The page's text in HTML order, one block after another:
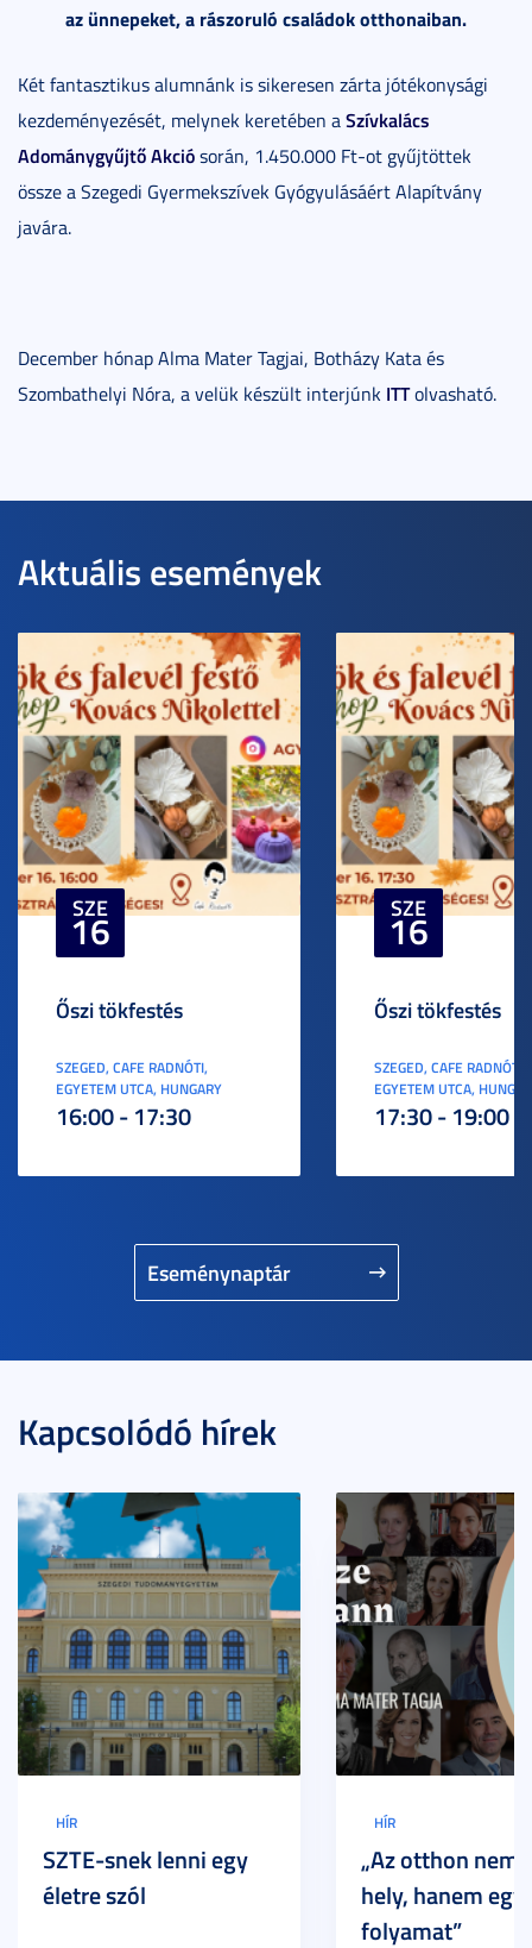
az ünnepeket, a rászoruló családok otthonaiban.
Két fantasztikus alumnánk is sikeresen zárta jótékonysági
kezdeményezését, melynek keretében aSzívkalács
Adománygyűjtő Akciósorán, 1.450.000 Ft-ot gyűjtöttek
össze a Szegedi Gyermekszívek Gyógyulásáért Alapítvány
javára.
December hónap Alma Mater Tagjai, Botházy Kata és
Szombathelyi Nóra, a velük készült interjúnk ITTolvasható.
Aktuális események
Eseménynaptár
SZE
16
Őszi tökfestés
SZEGED, CAFE RADNÓTI,
EGYETEM UTCA, HUNGARY
16:00 - 17:30
SZE
16
Őszi tökfestés
SZEGED, CAFE RADNÓTI,
EGYETEM UTCA,
17:30 - 19:00
Kapcsolódó hírek
HÍR
SZTE-snek lenni egy
életre szól
HÍR
„Az otthon nem
hely, hanem egy
folyamat”